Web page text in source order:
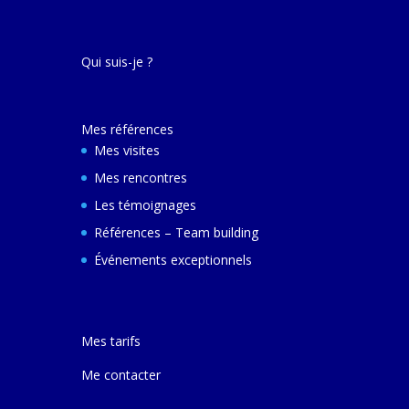
Qui suis-je ?
Mes références
Mes visites
Mes rencontres
Les témoignages
Références – Team building
Événements exceptionnels
Mes tarifs
Me contacter